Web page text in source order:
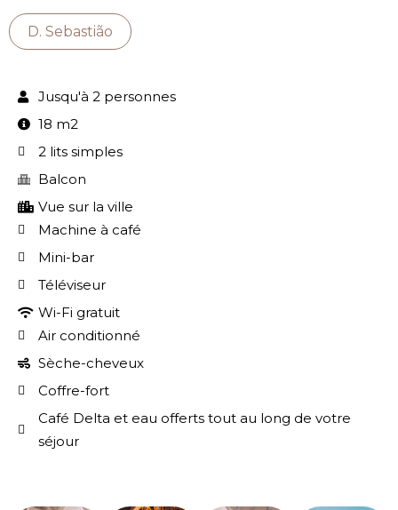
D. Sebastião
Jusqu'à 2 personnes
18 m2
2 lits simples
Balcon
Vue sur la ville
Machine à café
Mini-bar
Téléviseur
Wi-Fi gratuit
Air conditionné
Sèche-cheveux
Coffre-fort
Café Delta et eau offerts tout au long de votre
séjour